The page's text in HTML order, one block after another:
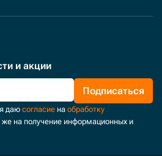
и акции
Подписаться
даю согласие на обработку
же на получение информационных и